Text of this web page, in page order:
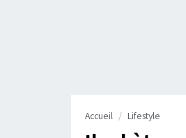
Accueil Lifestyle